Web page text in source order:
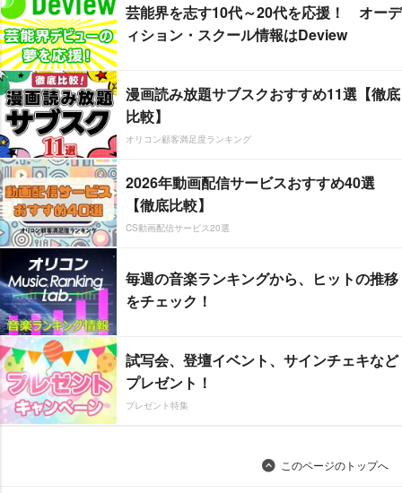
芸能界を志す10代～20代を応援！ オーデ
ィション・スクール情報はDeview
漫画読み放題サブスクおすすめ11選【徹底
比較】
オリコン顧客満足度ランキング
2026年動画配信サービスおすすめ40選
【徹底比較】
CS動画配信サービス20選
毎週の音楽ランキングから、ヒットの推移
をチェック！
試写会、登壇イベント、サインチェキなど
プレゼント！
プレゼント特集
このページのトップへ